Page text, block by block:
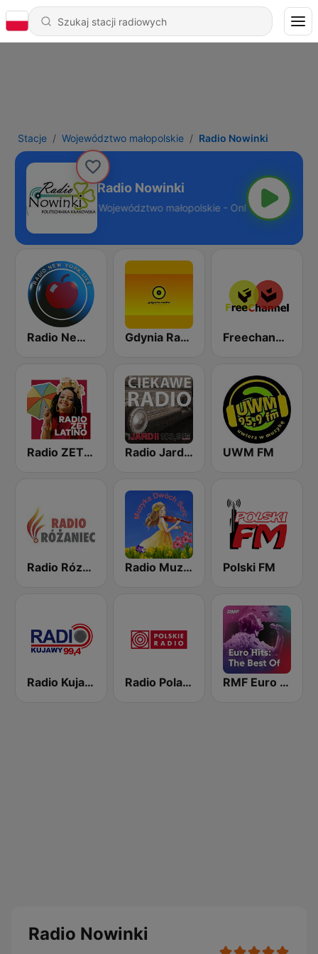
Stacje Województwo małopolskie Radio Nowinki
Radio Nowinki
Województwo małopolskie - Online
Radio New York Live Gdynia Radio Freechannel-Chillout
Radio ZET Latino Radio Jard 2 UWM FM
Radio Rózaniec Radio Muzyka Dwoch Serc Polski FM
Radio Kujawy Radio Poland RMF Euro Hits: The Best Of
Radio Nowinki